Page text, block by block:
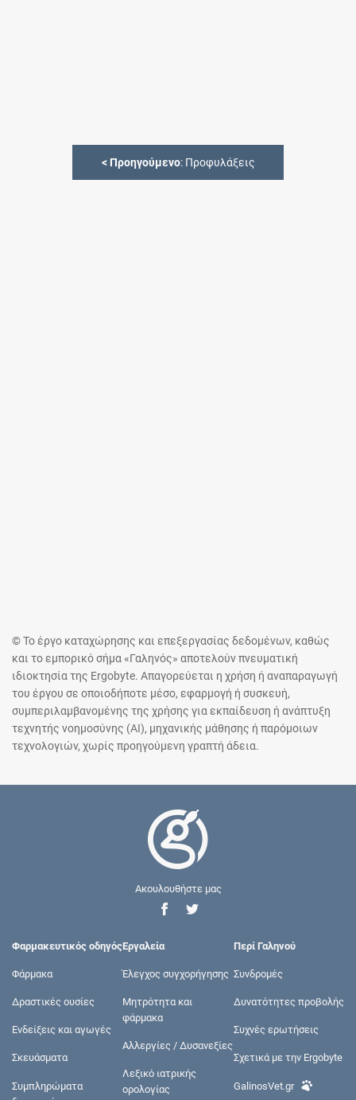
< Προηγούμενο: Προφυλάξεις
© Το έργο καταχώρησης και επεξεργασίας δεδομένων, καθώς
και το εμπορικό σήμα «Γαληνός» αποτελούν πνευματική
ιδιοκτησία της Ergobyte. Απαγορεύεται η χρήση ή αναπαραγωγή
του έργου σε οποιοδήποτε μέσο, εφαρμογή ή συσκευή,
συμπεριλαμβανομένης της χρήσης για εκπαίδευση ή ανάπτυξη
τεχνητής νοημοσύνης (AI), μηχανικής μάθησης ή παρόμοιων
τεχνολογιών, χωρίς προηγούμενη γραπτή άδεια.
Ακουλουθήστε μας
Φαρμακευτικός οδηγός
Φάρμακα
Δραστικές ουσίες
Ενδείξεις και αγωγές
Σκευάσματα
Συμπληρώματα
Εργαλεία
Έλεγχος συγχορήγησης
Μητρότητα και
φάρμακα
Αλλεργίες / Δυσανεξίες
Λεξικό ιατρικής
ορολογίας
Περί Γαληνού
Συνδρομές
Δυνατότητες προβολής
Συχνές ερωτήσεις
Σχετικά με την Ergobyte
GalinosVet.gr